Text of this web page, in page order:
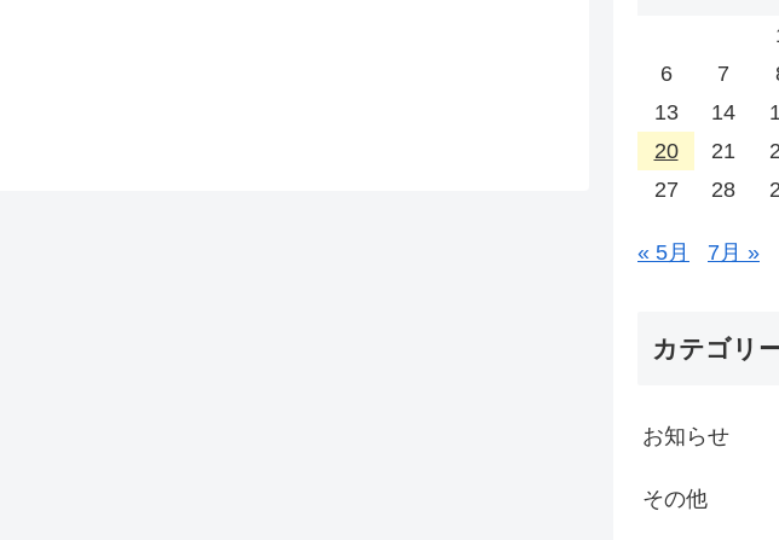
6
7
13
14
20
21
27
28
« 5月 7月 »
カテゴリ
お知らせ
その他